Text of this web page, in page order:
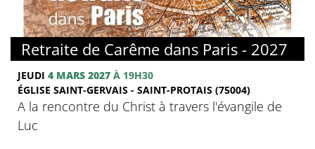
© FMJ
Retraite de Carême dans Paris - 2027
JEUDI 4 MARS 2027 À 19H30
ÉGLISE SAINT-GERVAIS - SAINT-PROTAIS (75004)
A la rencontre du Christ à travers l'évangile de
Luc